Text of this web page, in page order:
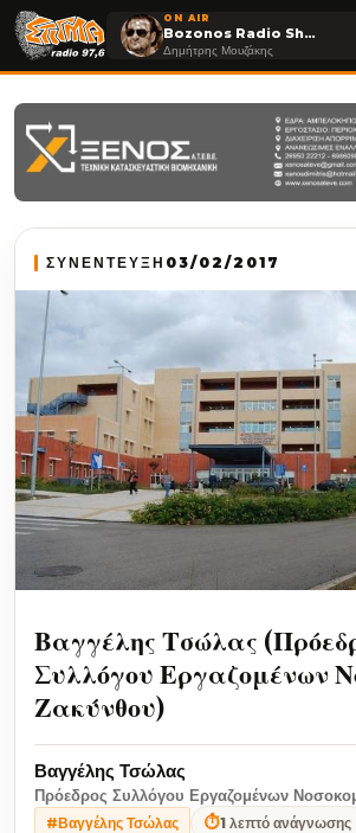
ON AIR
Bozonos Radio Show
Δημήτρης Μουζάκης
ΣΥΝΕΝΤΕΥΞΗ 03/02/2017
Βαγγέλης Τσώλας
Συλλόγου Εργαζομένων
Ζακύνθου)
Βαγγέλης Τσώλας
Πρόεδρος Συλλόγου Εργαζομένων
#Βαγγέλης Τσώλας ⏱1 λεπτό ανάγνωσης